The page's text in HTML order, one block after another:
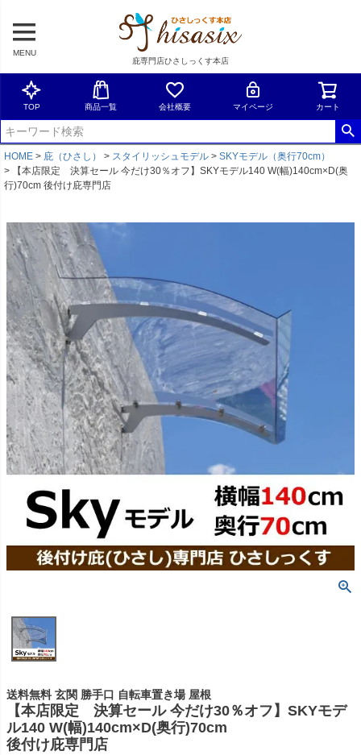
MENU
庇専門店ひさしっくす本店
TOP 商品一覧 会社概要 マイページ カート
HOME 庇（ひさし） スタイリッシュモデル
SKYモデル（奥行70cm）
【本店限定 決算セール 今だけ30％オフ】SKYモデル140 W(幅)140cm×D(奥
行)70cm 後付け庇専門店
送料無料 玄関 勝手口 自転車置き場 屋根
【本店限定 決算セール 今だけ30％オフ】SKYモデ
ル140 W(幅)140cm×D(奥行)70cm
後付け庇専門店